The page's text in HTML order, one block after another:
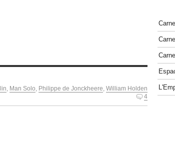
Man Solo Philippe de Jonckheere William Holden
4